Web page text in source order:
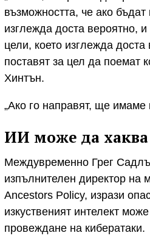
възможността, че ако
изглежда доста вероятно,
цели, което изглежда
поставят за цел да поемат
Хинтън.
„Ако го направят, ще имаме
ИИ може да хаква
Междувременно Грег
изпълнителен директор на
Ancestors Policy, изрази
изкуственият интелект
провеждане на кибератаки.